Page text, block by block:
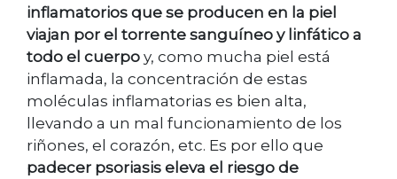
inflamatorios que se producen en la piel
viajan por el torrente sanguíneo y linfático a
todo el cuerpo y, como mucha piel está
inflamada, la concentración de estas
moléculas inflamatorias es bien alta,
llevando a un mal funcionamiento de los
riñones, el corazón, etc. Es por ello que
padecer psoriasis eleva el riesgo de